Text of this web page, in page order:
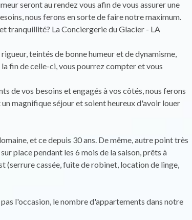
seront au rendez vous afin de vous assurer une
nous ferons en sorte de faire notre maximum.
tranquillité? La Conciergerie du Glacier - LA
teintés de bonne humeur et de dynamisme,
fin de celle-ci, vous pourrez compter et vous
de vos besoins et engagés à vos côtés, nous ferons
magnifique séjour et soient heureux d'avoir louer
et ce depuis 30 ans. De même, autre point très
place pendant les 6 mois de la saison, prêts à
(serrure cassée, fuite de robinet, location de linge,
l'occasion, le nombre d'appartements dans notre